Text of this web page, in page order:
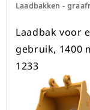
Laadbakken -
Laadbak voor
gebruik, 1400
1233